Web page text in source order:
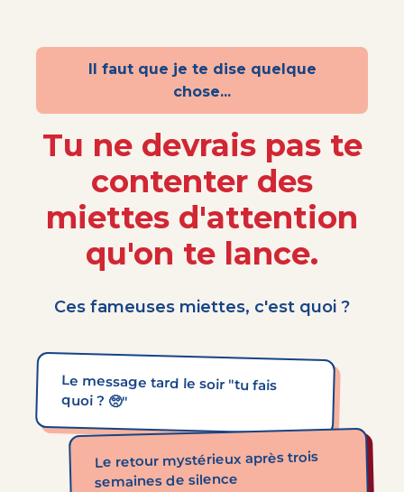
Il faut que je te dise quelque
chose...
Tu ne devrais pas te
contenter des
miettes d'attention
qu'on te lance.
Ces fameuses miettes, c'est quoi ?
Le message tard le soir "tu fais
quoi ? 🥺"
Le retour mystérieux après trois
semaines de silence